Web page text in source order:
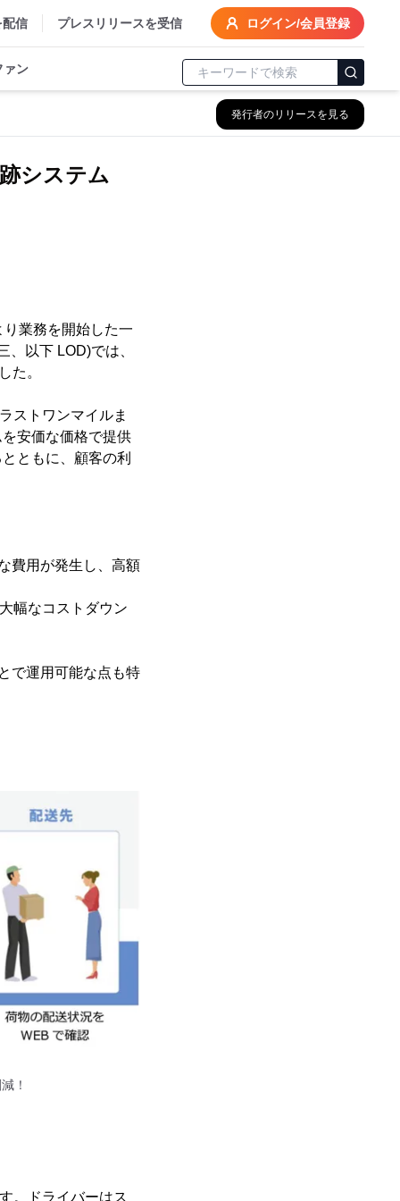
配信 プレスリリースを受信 ログイン/会員登録
ァン
発行者のリリースを見る
システム
業務を開始した一
以下 LOD)では、
た。
ストワンマイルま
安価な価格で提供
ともに、顧客の利
費用が発生し、高額
幅なコストダウン
で運用可能な点も特
！
。ドライバーはス